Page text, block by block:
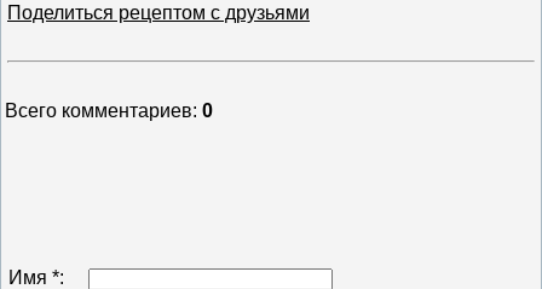
Поделиться рецептом с друзьями
Всего комментариев: 0
Имя *: